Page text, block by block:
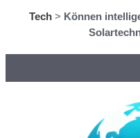
Tech> Können